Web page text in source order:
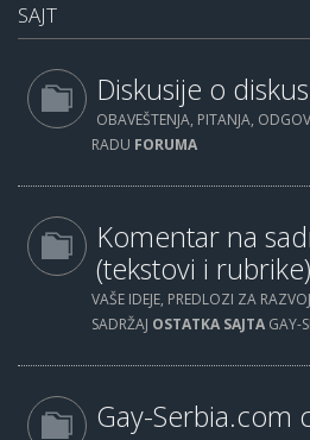
SAJT
Diskusije o
OBAVEŠTENJA, PITANJA,
RADU FORUMA
Komentar na
(tekstovi i rubrike)
VAŠE IDEJE, PREDLOZI ZA
SADRŽAJ OSTATKA SAJTA GAY-
Gay-Serbia.com